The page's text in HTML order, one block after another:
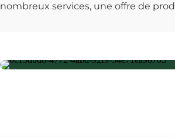
nombreux services, une offre de